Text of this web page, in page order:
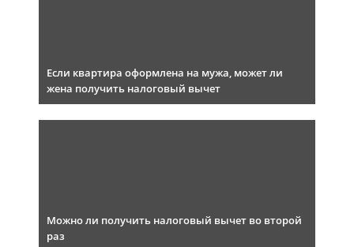
Если квартира оформлена на мужа, может ли
жена получить налоговый вычет
Можно ли получить налоговый вычет во второй
раз